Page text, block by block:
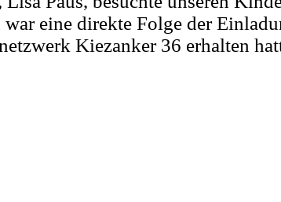
eine direkte Folge der
Kiezanker 36 erhalten